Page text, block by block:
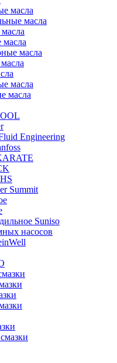
масла
масла
масла
масла
масла
масла
Engineering
Summit
Suniso
насосов